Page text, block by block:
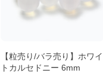
【粒売り/バラ売り】ホワイ
トカルセドニー 6mm